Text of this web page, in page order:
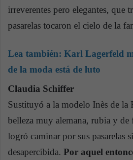
irreverentes pero elegantes, que
pasarelas tocaron el cielo de la
Lea también: Karl Lagerfeld
de la moda está de luto
Claudia Schiffer
Sustituyó a la modelo Inès de la
belleza muy alemana, rubia y
logró caminar por sus pasarelas
desapercibida. Por aquel